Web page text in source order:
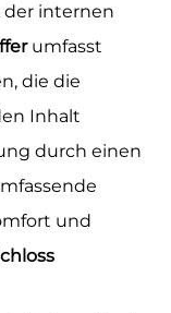
der internen
umfasst
die die
Inhalt
durch einen
und